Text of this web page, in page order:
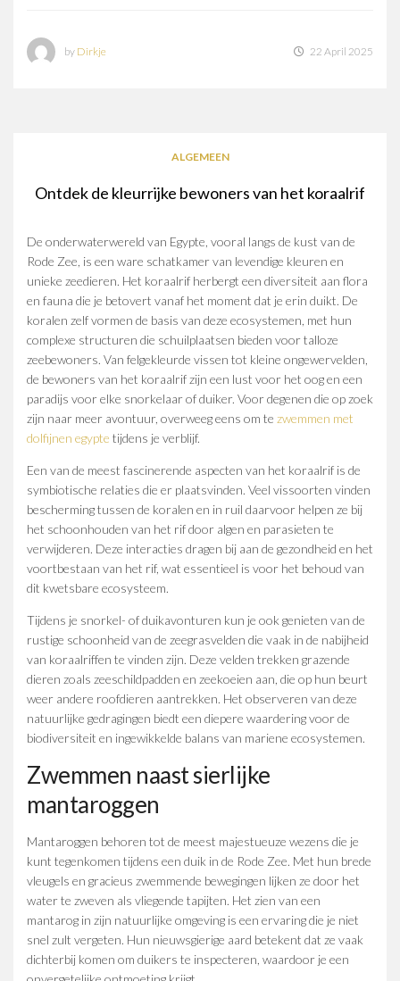
by Dirkje 22 April 2025
ALGEMEEN
Ontdek de kleurrijke bewoners van het koraalrif
De onderwaterwereld van Egypte, vooral langs de kust van de
Rode Zee, is een ware schatkamer van levendige kleuren en
unieke zeedieren. Het koraalrif herbergt een diversiteit aan flora
en fauna die je betovert vanaf het moment dat je erin duikt. De
koralen zelf vormen de basis van deze ecosystemen, met hun
complexe structuren die schuilplaatsen bieden voor talloze
zeebewoners. Van felgekleurde vissen tot kleine ongewervelden,
de bewoners van het koraalrif zijn een lust voor het oog en een
paradijs voor elke snorkelaar of duiker. Voor degenen die op zoek
zijn naar meer avontuur, overweeg eens om te zwemmen met
dolfijnen egypte tijdens je verblijf.
Een van de meest fascinerende aspecten van het koraalrif is de
symbiotische relaties die er plaatsvinden. Veel vissoorten vinden
bescherming tussen de koralen en in ruil daarvoor helpen ze bij
het schoonhouden van het rif door algen en parasieten te
verwijderen. Deze interacties dragen bij aan de gezondheid en het
voortbestaan van het rif, wat essentieel is voor het behoud van
dit kwetsbare ecosysteem.
Tijdens je snorkel- of duikavonturen kun je ook genieten van de
rustige schoonheid van de zeegrasvelden die vaak in de nabijheid
van koraalriffen te vinden zijn. Deze velden trekken grazende
dieren zoals zeeschildpadden en zeekoeien aan, die op hun beurt
weer andere roofdieren aantrekken. Het observeren van deze
natuurlijke gedragingen biedt een diepere waardering voor de
biodiversiteit en ingewikkelde balans van mariene ecosystemen.
Zwemmen naast sierlijke
mantaroggen
Mantaroggen behoren tot de meest majestueuze wezens die je
kunt tegenkomen tijdens een duik in de Rode Zee. Met hun brede
vleugels en gracieus zwemmende bewegingen lijken ze door het
water te zweven als vliegende tapijten. Het zien van een
mantarog in zijn natuurlijke omgeving is een ervaring die je niet
snel zult vergeten. Hun nieuwsgierige aard betekent dat ze vaak
dichterbij komen om duikers te inspecteren, waardoor je een